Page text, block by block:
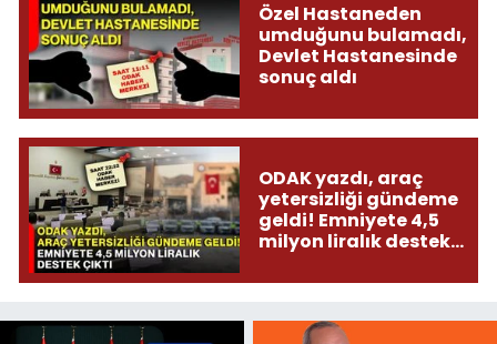
Özel Hastaneden
umduğunu bulamadı,
Devlet Hastanesinde
sonuç aldı
ODAK yazdı, araç
yetersizliği gündeme
geldi! Emniyete 4,5
milyon liralık destek